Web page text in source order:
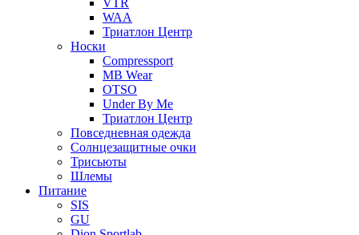
VTR
WAA
Триатлон Центр
Носки
Compressport
MB Wear
OTSO
Under By Me
Триатлон Центр
Повседневная одежда
Солнцезащитные очки
Трисьюты
Шлемы
Питание
SIS
GU